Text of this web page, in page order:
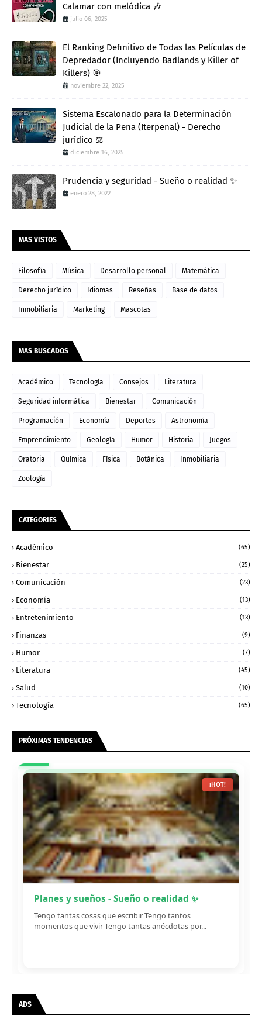
Calamar con melódica 🎶
julio 06, 2025
El Ranking Definitivo de Todas las Películas de
Depredador (Incluyendo Badlands y Killer of
Killers) 🎯
noviembre 22, 2025
Sistema Escalonado para la Determinación
Judicial de la Pena (Iterpenal) - Derecho
jurídico ⚖️
diciembre 16, 2025
Prudencia y seguridad - Sueño o realidad ✨
enero 28, 2022
MAS VISTOS
Filosofía Música Desarrollo personal Matemática
Derecho jurídico Idiomas Reseñas Base de datos
Inmobiliaria Marketing Mascotas
MAS BUSCADOS
Académico Tecnología Consejos Literatura
Seguridad informática Bienestar Comunicación
Programación Economía Deportes Astronomía
Emprendimiento Geología Humor Historia Juegos
Oratoria Química Física Botánica Inmobiliaria
Zoología
CATEGORIES
Académico (65)
Bienestar (25)
Comunicación (23)
Economía (13)
Entretenimiento (13)
Finanzas (9)
Humor (7)
Literatura (45)
Salud (10)
Tecnología (65)
PRÓXIMAS TENDENCIAS
¡HOT!
Planes y sueños - Sueño o realidad ✨
Tengo tantas cosas que escribir Tengo tantos
momentos que vivir Tengo tantas anécdotas por...
ADS